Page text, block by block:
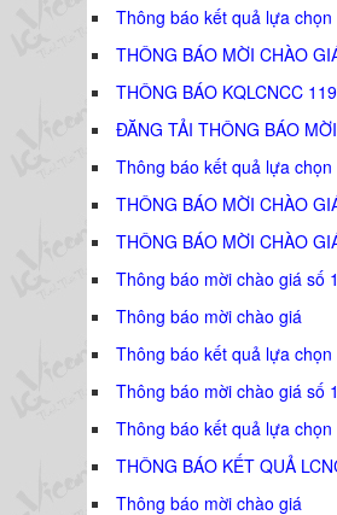
Thông báo kết quả lựa chọn
THÔNG BÁO MỜI CHÀO
THÔNG BÁO KQLCNCC
ĐĂNG TẢI THÔNG BÁO
Thông báo kết quả lựa
THÔNG BÁO MỜI CHÀO
THÔNG BÁO MỜI CHÀO
Thông báo mời chào giá số
Thông báo mời chào giá
Thông báo kết quả lựa
Thông báo mời chào giá số
Thông báo kết quả lựa chọn
THÔNG BÁO KẾT QUẢ
Thông báo mời chào giá